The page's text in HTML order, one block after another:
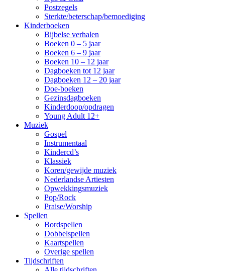
Postzegels
Sterkte/beterschap/bemoediging
Kinderboeken
Bijbelse verhalen
Boeken 0 – 5 jaar
Boeken 6 – 9 jaar
Boeken 10 – 12 jaar
Dagboeken tot 12 jaar
Dagboeken 12 – 20 jaar
Doe-boeken
Gezinsdagboeken
Kinderdoop/opdragen
Young Adult 12+
Muziek
Gospel
Instrumentaal
Kindercd’s
Klassiek
Koren/gewijde muziek
Nederlandse Artiesten
Opwekkingsmuziek
Pop/Rock
Praise/Worship
Spellen
Bordspellen
Dobbelspellen
Kaartspellen
Overige spellen
Tijdschriften